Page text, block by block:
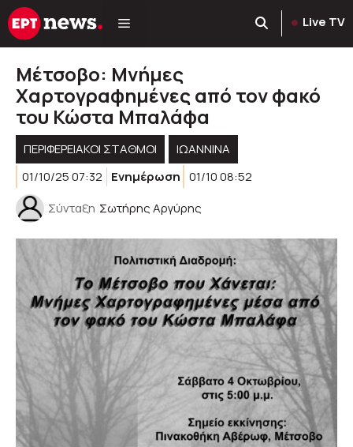
Μετάβαση
σε
Live TV
Μέτσοβο: Μνήμες
Χαρτογραφημένες από τον φακό
του Κώστα Μπαλάφα
ΠΕΡΙΦΕΡΕΙΑΚΟΊ ΣΤΑΘΜΟΊ
ΙΩΑΝΝΙΝΑ
01/10/25 07:32
Ενημέρωση 01/10 08:52
Σύνταξη Σωτήρης Αργύρης